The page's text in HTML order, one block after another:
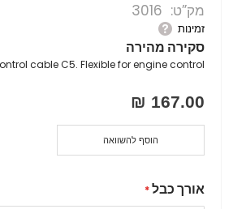
מק”ט 3016
זמינות
סקירה מהירה
cable C5. Flexible for engine control.
167.00 ₪
אורך כבל
הוסף להשוואה